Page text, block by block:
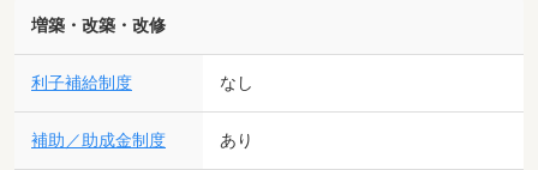
増築・改築・改修
利子補給制度 なし
補助／助成金制度 あり